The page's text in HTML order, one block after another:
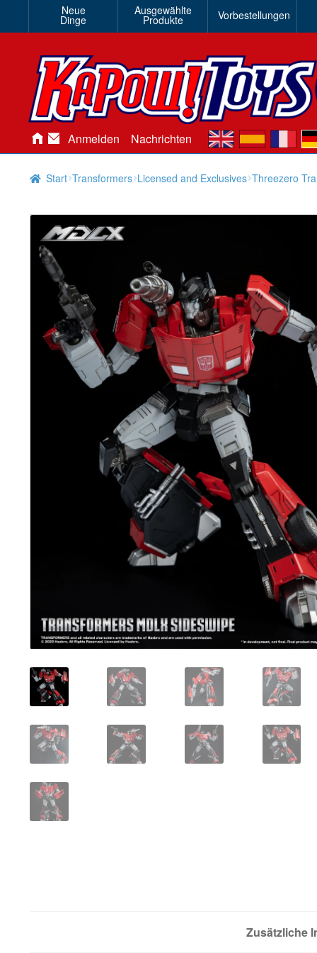
Neue
Dinge
Ausgewählte
Produkte Vorbestellungen
Anmelden Nachrichten en es de
Start Transformers Licensed and Exclusives Threezero
Zusätzliche